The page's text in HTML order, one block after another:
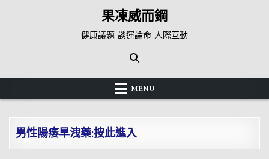
果凍威而鋼
健康議題 談運論命 人際互動
MENU
男性陽痿早洩藥:按此進入